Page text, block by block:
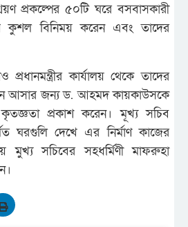
প্রকল্পের ৫০টি ঘরে বসবাসকারী
কুশল বিনিময় করেন এবং তাদের
কার্যালয় থেকে তাদের
আসার জন্য ড. আহমদ কায়কাউসকে
প্রকাশ করেন। মূখ্য সচিব
ঘরগুলি দেখে এর নির্মাণ কাজের
মুখ্য সচিবের সহধর্মিণী মাফরুহা